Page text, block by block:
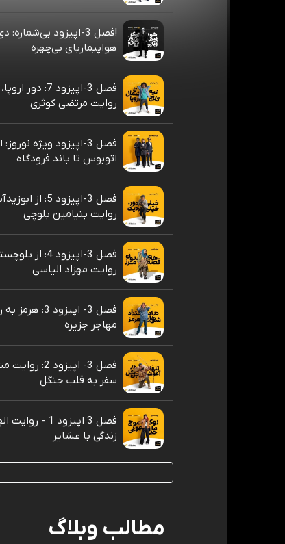
!فصل 3-اپیزود
هواپیماربای بی‌چهره
فصل 3-اپیزود 7:
روایت مرتضی کوثری
فصل 3-اپیزود ویژه
اتوبوس تا باند فرودگاه
فصل 3-اپیزود 5:
روایت بنیامین بلوچی
فصل 3-اپیزود 4:
روایت مهزاد الیاسی
فصل 3- اپیزود 3:
مهاجر جزیره
فصل 3- اپیزود
سفر به قلب جنگل
فصل 3 اپیزود 1 -
زندگی با عشایر
مطالب وبلاگ